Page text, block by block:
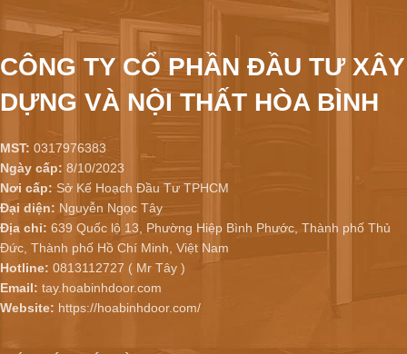
CÔNG TY CỔ PHẦN ĐẦU TƯ XÂY
DỰNG VÀ NỘI THẤT HÒA BÌNH
MST: 0317976383
Ngày cấp: 8/10/2023
Nơi cấp: Sở Kế Hoạch Đầu Tư TPHCM
Đại diện: Nguyễn Ngọc Tây
Địa chỉ: 639 Quốc lộ 13, Phường Hiệp Bình Phước, Thành phố Thủ
Đức, Thành phố Hồ Chí Minh, Việt Nam
Hotline: 0813112727 ( Mr Tây )
Email: tay.hoabinhdoor.com
Website: https://hoabinhdoor.com/